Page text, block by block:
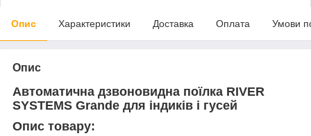
Опис Характеристики Доставка Оплата Умови
Опис
Автоматична дзвоновидна поїлка RIVER
SYSTEMS Grande для індиків і гусей
Опис товару: